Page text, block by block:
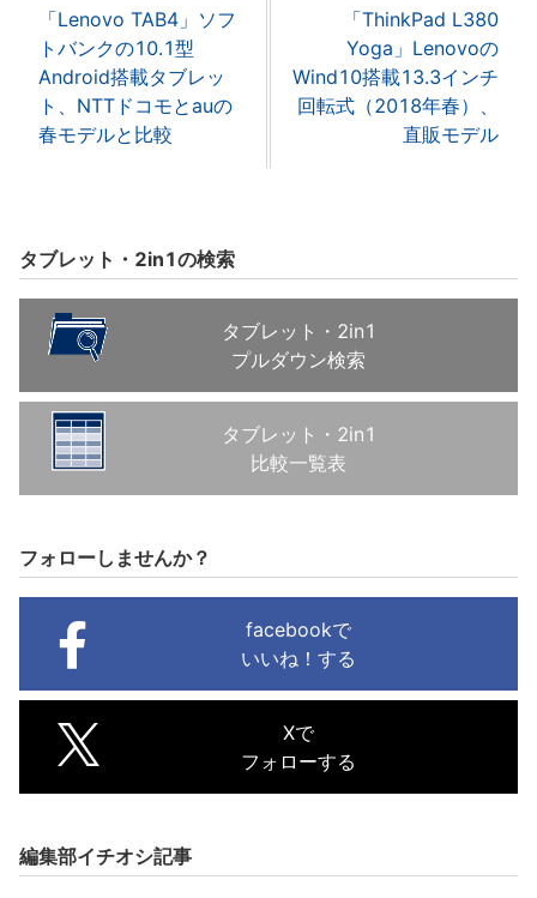
「Lenovo TAB4」ソフ
トバンクの10.1型
Android搭載タブレッ
ト、NTTドコモとauの
春モデルと比較
「ThinkPad L380
Yoga」Lenovoの
Wind10搭載13.3インチ
回転式（2018年春）、
直販モデル
タブレット・2in1の検索
タブレット・2in1
プルダウン検索
タブレット・2in1
比較一覧表
フォローしませんか？
facebookで
いいね！する
Xで
フォローする
編集部イチオシ記事